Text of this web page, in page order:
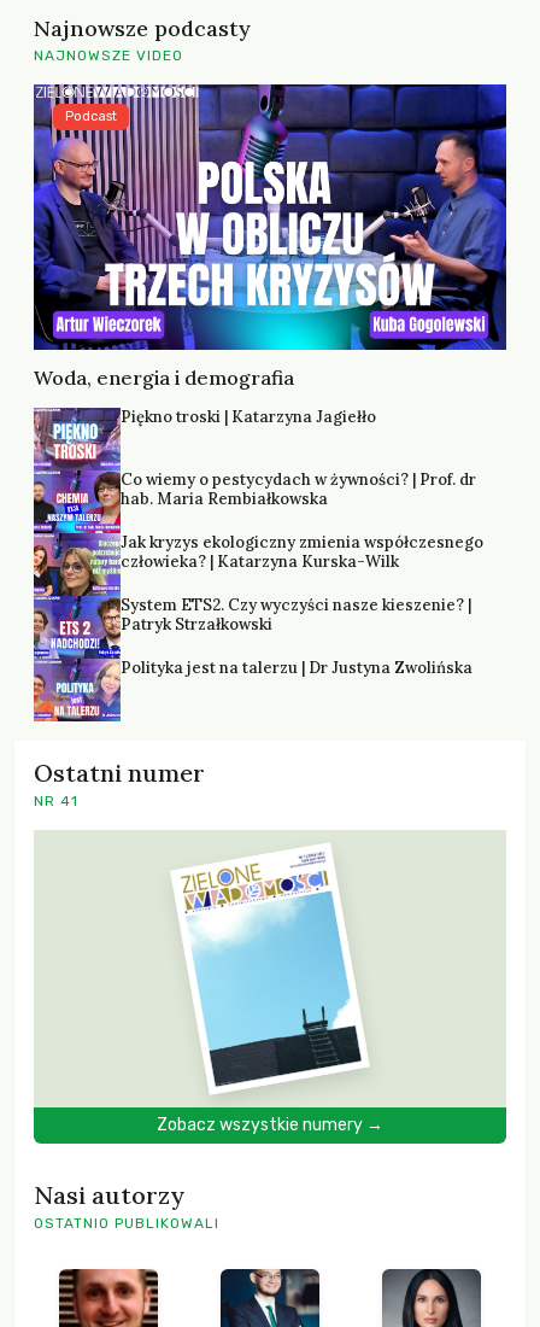
Najnowsze podcasty
NAJNOWSZE VIDEO
Woda, energia i demografia
Podcast
Piękno troski | Katarzyna Jagiełło
Co wiemy o pestycydach w żywności? | Prof. dr
hab. Maria Rembiałkowska
Jak kryzys ekologiczny zmienia współczesnego
człowieka? | Katarzyna Kurska-Wilk
System ETS2. Czy wyczyści nasze kieszenie? |
Patryk Strzałkowski
Polityka jest na talerzu | Dr Justyna Zwolińska
Ostatni numer
NR 41
Zobacz wszystkie numery →
Nasi autorzy
OSTATNIO PUBLIKOWALI